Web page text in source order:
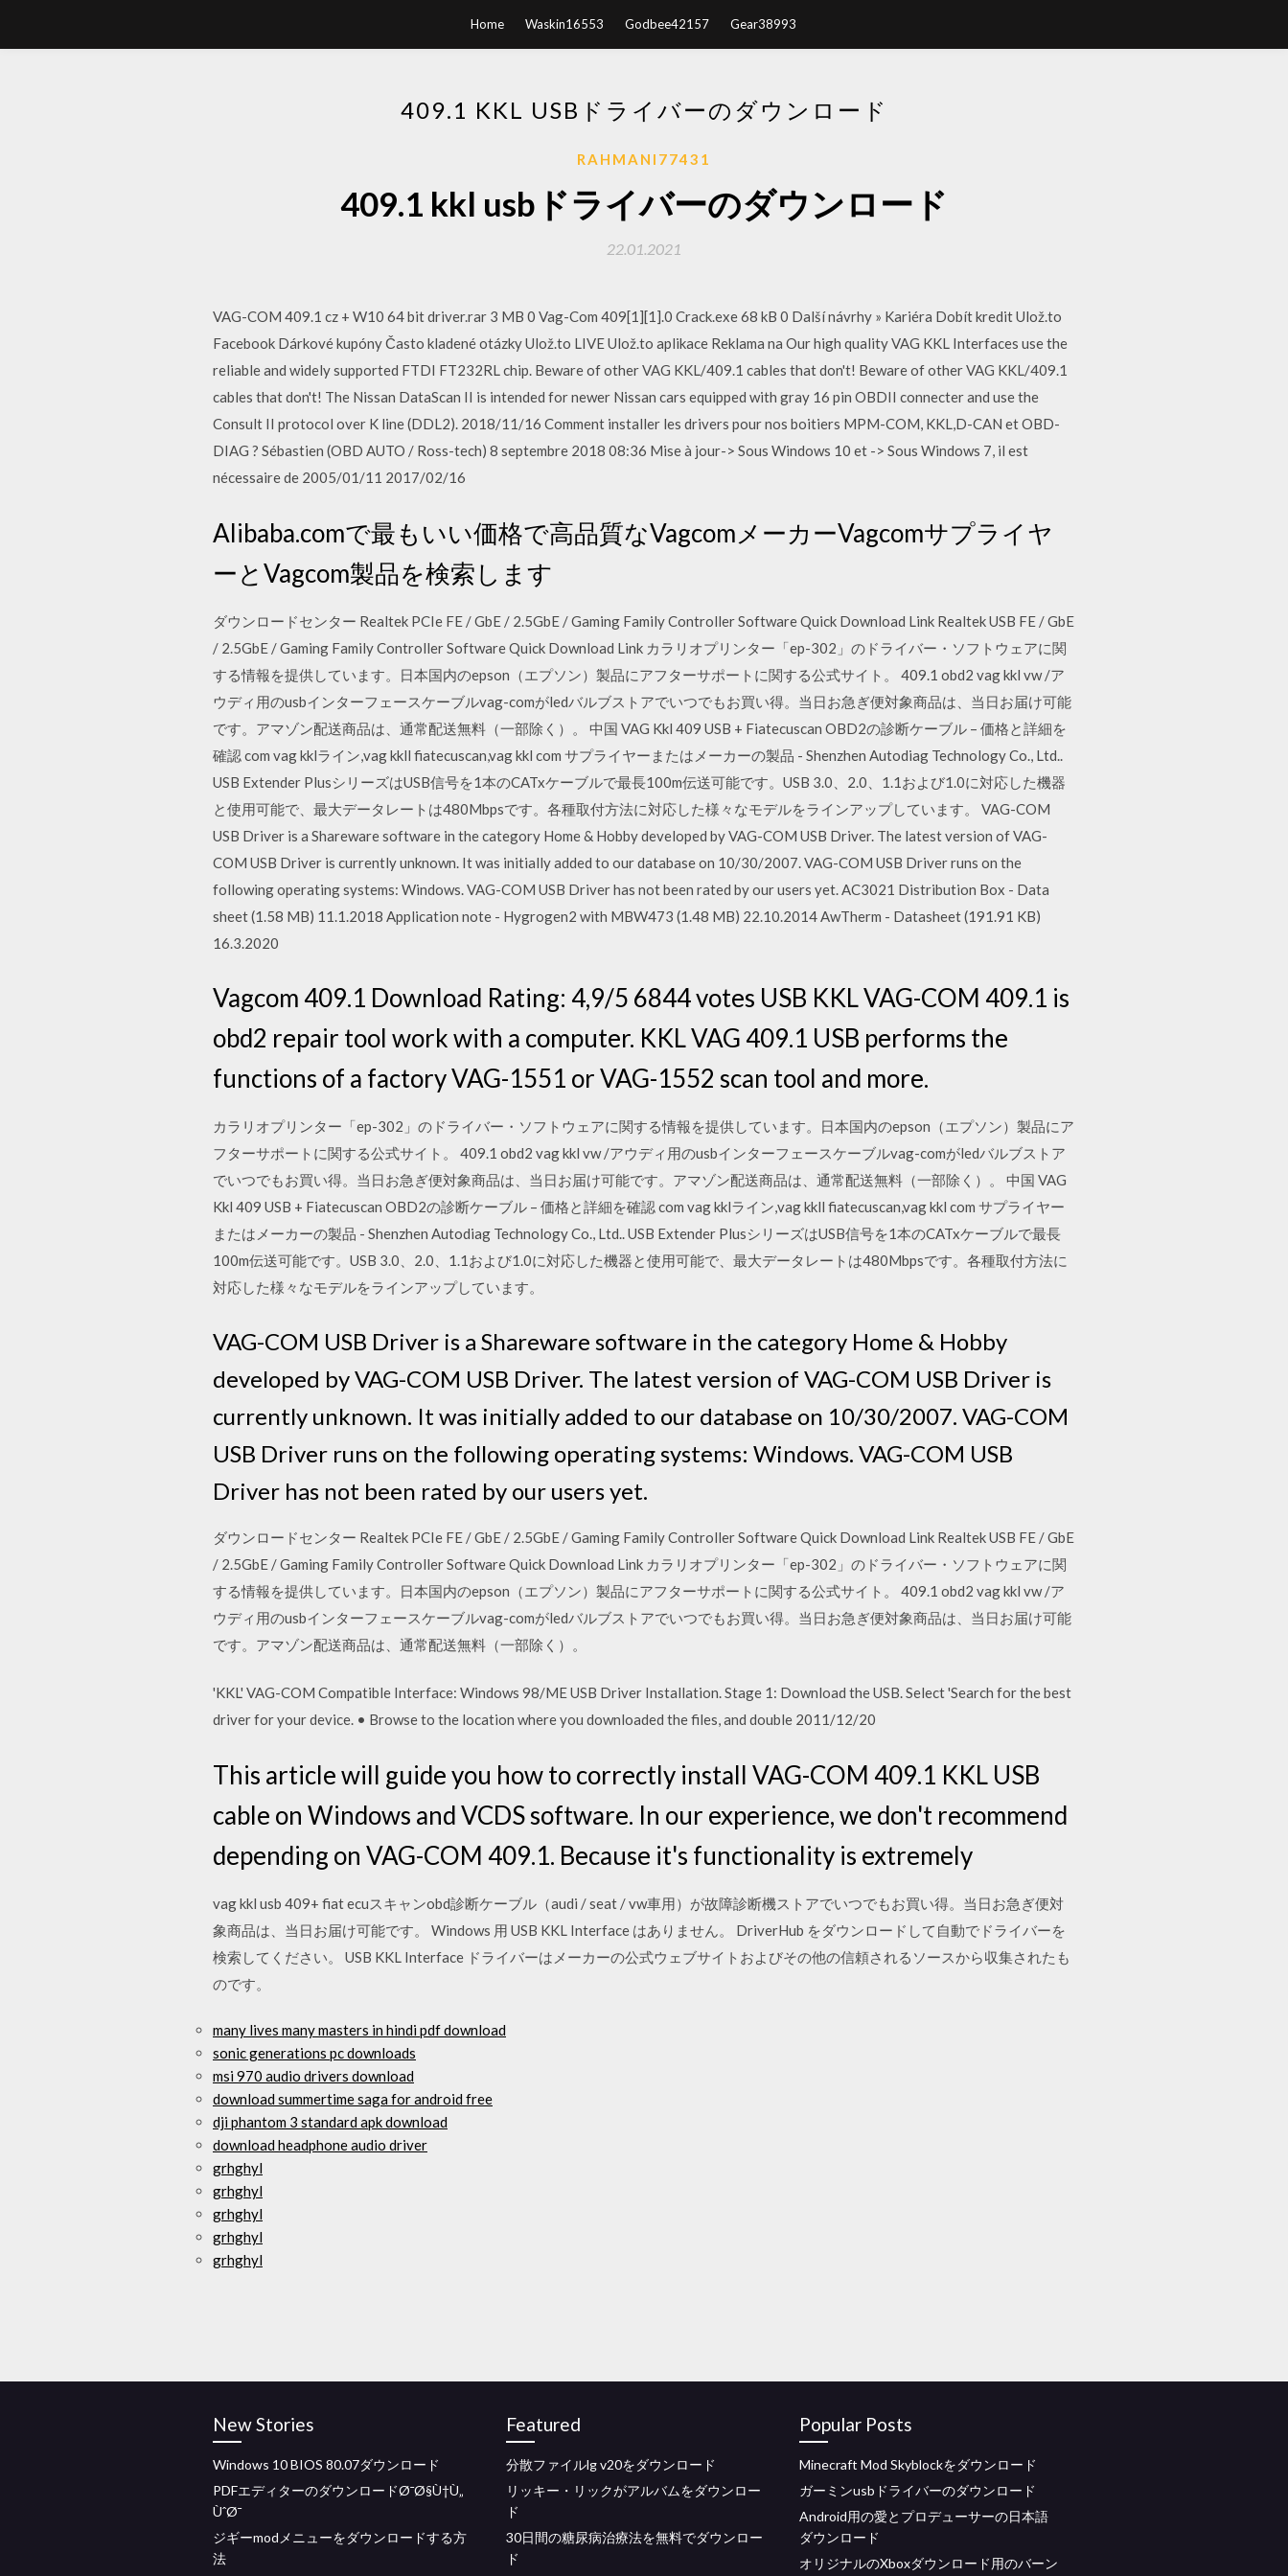
Home Waskin16553 Godbee42157 Gear38993
409.1 KKL USBドライバーのダウンロード
RAHMANI77431
409.1 kkl usbドライバーのダウンロード
22.01.2021
VAG-COM 409.1 cz + W10 64 bit driver.rar 3 MB 0 Vag-Com 409[1][1].0 Crack.exe 68 kB 0 Další návrhy » Kariéra Dobít kredit Ulož.to
Facebook Dárkové kupóny Často kladené otázky Ulož.to LIVE Ulož.to aplikace Reklama na Our high quality VAG KKL Interfaces use the
reliable and widely supported FTDI FT232RL chip. Beware of other VAG KKL/409.1 cables that don't! Beware of other VAG KKL/409.1
cables that don't! The Nissan DataScan II is intended for newer Nissan cars equipped with gray 16 pin OBDII connecter and use the
Consult II protocol over K line (DDL2). 2018/11/16 Comment installer les drivers pour nos boitiers MPM-COM, KKL,D-CAN et OBD-
DIAG ? Sébastien (OBD AUTO / Ross-tech) 8 septembre 2018 08:36 Mise à jour-> Sous Windows 10 et -> Sous Windows 7, il est
nécessaire de 2005/01/11 2017/02/16
Alibaba.comで最もいい価格で高品質なVagcomメーカーVagcomサプライヤ
ーとVagcom製品を検索します
ダウンロードセンター Realtek PCIe FE / GbE / 2.5GbE / Gaming Family Controller Software Quick Download Link Realtek USB FE / GbE
/ 2.5GbE / Gaming Family Controller Software Quick Download Link カラリオプリンター「ep-302」のドライバー・ソフトウェアに関
する情報を提供しています。日本国内のepson（エプソン）製品にアフターサポートに関する公式サイト。 409.1 obd2 vag kkl vw /ア
ウディ用のusbインターフェースケーブルvag-comがledバルブストアでいつでもお買い得。当日お急ぎ便対象商品は、当日お届け可能
です。アマゾン配送商品は、通常配送無料（一部除く）。 中国 VAG Kkl 409 USB + Fiatecuscan OBD2の診断ケーブル – 価格と詳細を
確認 com vag kklライン,vag kkll fiatecuscan,vag kkl com サプライヤーまたはメーカーの製品 - Shenzhen Autodiag Technology Co., Ltd..
USB Extender PlusシリーズはUSB信号を1本のCATxケーブルで最長100m伝送可能です。USB 3.0、2.0、1.1および1.0に対応した機器
と使用可能で、最大データレートは480Mbpsです。各種取付方法に対応した様々なモデルをラインアップしています。 VAG-COM
USB Driver is a Shareware software in the category Home & Hobby developed by VAG-COM USB Driver. The latest version of VAG-
COM USB Driver is currently unknown. It was initially added to our database on 10/30/2007. VAG-COM USB Driver runs on the
following operating systems: Windows. VAG-COM USB Driver has not been rated by our users yet. AC3021 Distribution Box - Data
sheet (1.58 MB) 11.1.2018 Application note - Hygrogen2 with MBW473 (1.48 MB) 22.10.2014 AwTherm - Datasheet (191.91 KB)
16.3.2020
Vagcom 409.1 Download Rating: 4,9/5 6844 votes USB KKL VAG-COM 409.1 is
obd2 repair tool work with a computer. KKL VAG 409.1 USB performs the
functions of a factory VAG-1551 or VAG-1552 scan tool and more.
カラリオプリンター「ep-302」のドライバー・ソフトウェアに関する情報を提供しています。日本国内のepson（エプソン）製品にア
フターサポートに関する公式サイト。 409.1 obd2 vag kkl vw /アウディ用のusbインターフェースケーブルvag-comがledバルブストア
でいつでもお買い得。当日お急ぎ便対象商品は、当日お届け可能です。アマゾン配送商品は、通常配送無料（一部除く）。 中国 VAG
Kkl 409 USB + Fiatecuscan OBD2の診断ケーブル – 価格と詳細を確認 com vag kklライン,vag kkll fiatecuscan,vag kkl com サプライヤー
またはメーカーの製品 - Shenzhen Autodiag Technology Co., Ltd.. USB Extender PlusシリーズはUSB信号を1本のCATxケーブルで最長
100m伝送可能です。USB 3.0、2.0、1.1および1.0に対応した機器と使用可能で、最大データレートは480Mbpsです。各種取付方法に
対応した様々なモデルをラインアップしています。
VAG-COM USB Driver is a Shareware software in the category Home & Hobby
developed by VAG-COM USB Driver. The latest version of VAG-COM USB Driver is
currently unknown. It was initially added to our database on 10/30/2007. VAG-COM
USB Driver runs on the following operating systems: Windows. VAG-COM USB
Driver has not been rated by our users yet.
ダウンロードセンター Realtek PCIe FE / GbE / 2.5GbE / Gaming Family Controller Software Quick Download Link Realtek USB FE / GbE
/ 2.5GbE / Gaming Family Controller Software Quick Download Link カラリオプリンター「ep-302」のドライバー・ソフトウェアに関
する情報を提供しています。日本国内のepson（エプソン）製品にアフターサポートに関する公式サイト。 409.1 obd2 vag kkl vw /ア
ウディ用のusbインターフェースケーブルvag-comがledバルブストアでいつでもお買い得。当日お急ぎ便対象商品は、当日お届け可能
です。アマゾン配送商品は、通常配送無料（一部除く）。
'KKL' VAG-COM Compatible Interface: Windows 98/ME USB Driver Installation. Stage 1: Download the USB. Select 'Search for the best
driver for your device. • Browse to the location where you downloaded the files, and double 2011/12/20
This article will guide you how to correctly install VAG-COM 409.1 KKL USB
cable on Windows and VCDS software. In our experience, we don't recommend
depending on VAG-COM 409.1. Because it's functionality is extremely
vag kkl usb 409+ fiat ecuスキャンobd診断ケーブル（audi / seat / vw車用）が故障診断機ストアでいつでもお買い得。当日お急ぎ便対
象商品は、当日お届け可能です。 Windows 用 USB KKL Interface はありません。 DriverHub をダウンロードして自動でドライバーを
検索してください。 USB KKL Interface ドライバーはメーカーの公式ウェブサイトおよびその他の信頼されるソースから収集されたも
のです。
many lives many masters in hindi pdf download
sonic generations pc downloads
msi 970 audio drivers download
download summertime saga for android free
dji phantom 3 standard apk download
download headphone audio driver
grhghyl
grhghyl
grhghyl
grhghyl
grhghyl
New Stories
Windows 10 BIOS 80.07ダウンロード
PDFエディターのダウンロードØ¯Ø§Ù†Ù„
ÙˆØ¯
ジギーmodメニューをダウンロードする方
法
Featured
分散ファイルlg v20をダウンロード
リッキー・リックがアルバムをダウンロー
ド
30日間の糖尿病治療法を無料でダウンロー
ド
Popular Posts
Minecraft Mod Skyblockをダウンロード
ガーミンusbドライバーのダウンロード
Android用の愛とプロデューサーの日本語
ダウンロード
オリジナルのXboxダウンロード用のバーン